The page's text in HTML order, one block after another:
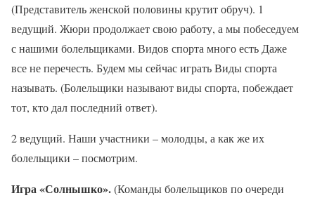
(Представитель женской половины крутит обруч). 1
ведущий. Жюри продолжает свою работу, а мы побеседуем
с нашими болельщиками. Видов спорта много есть Даже
все не перечесть. Будем мы сейчас играть Виды спорта
называть. (Болельщики называют виды спорта, побеждает
тот, кто дал последний ответ).
2 ведущий. Наши участники – молодцы, а как же их
болельщики – посмотрим.
Игра «Солнышко».(Команды болельщиков по очереди